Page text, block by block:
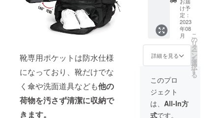
靴専用ポケットは防水仕様
になっており、靴だけでな
く傘や洗面道具なども他の
荷物を汚さず清潔に収納で
きます。
況、製
造工程
上の都
合等に
より出
荷時期
が遅れ
ます。
数量限
定！定
価から
36%OF
F 定価
53,000
円（税
込）→
34,000
円（税
込） ※
販売価
格は送
料込み
です。
け予
定：
2023
年08
月
詳細を見る
こ
の
リ
タ
ー
ン
を
選
択
す
る
このプロ
ジェクト
は、 All-In方
式です。